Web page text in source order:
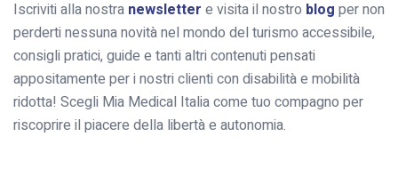
Iscriviti alla nostra newsletter e visita il nostro blog per non
perderti nessuna novità nel mondo del turismo accessibile,
consigli pratici, guide e tanti altri contenuti pensati
appositamente per i nostri clienti con disabilità e mobilità
ridotta! Scegli Mia Medical Italia come tuo compagno per
riscoprire il piacere della libertà e autonomia.